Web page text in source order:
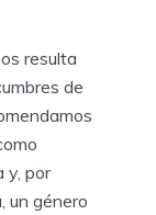
resulta
de
y, por
un género